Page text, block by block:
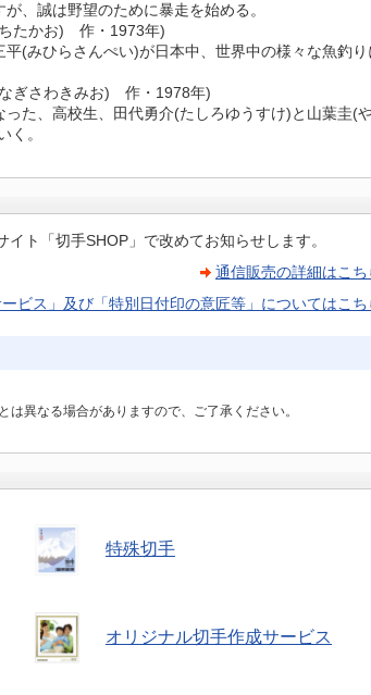
、誠は野望のために暴走を始める。
たかお) 作・1973年)
(みひらさんぺい)が日本中、世界中の様々な魚釣り
ぎさわきみお) 作・1978年)
た、高校生、田代勇介(たしろゆうすけ)と山葉圭(
く。
ト「切手SHOP」で改めてお知らせします。
通信販売の詳細はこち
ービス」及び「特別日付印の意匠等」についてはこち
異なる場合がありますので、ご了承ください。
特殊切手
オリジナル切手作成サービス